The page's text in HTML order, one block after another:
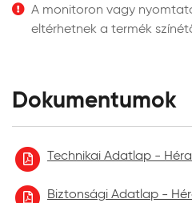
A monitoron vagy
eltérhetnek a termék
Dokumentumok
Technikai Adatlap -
Biztonsági Adatlap -